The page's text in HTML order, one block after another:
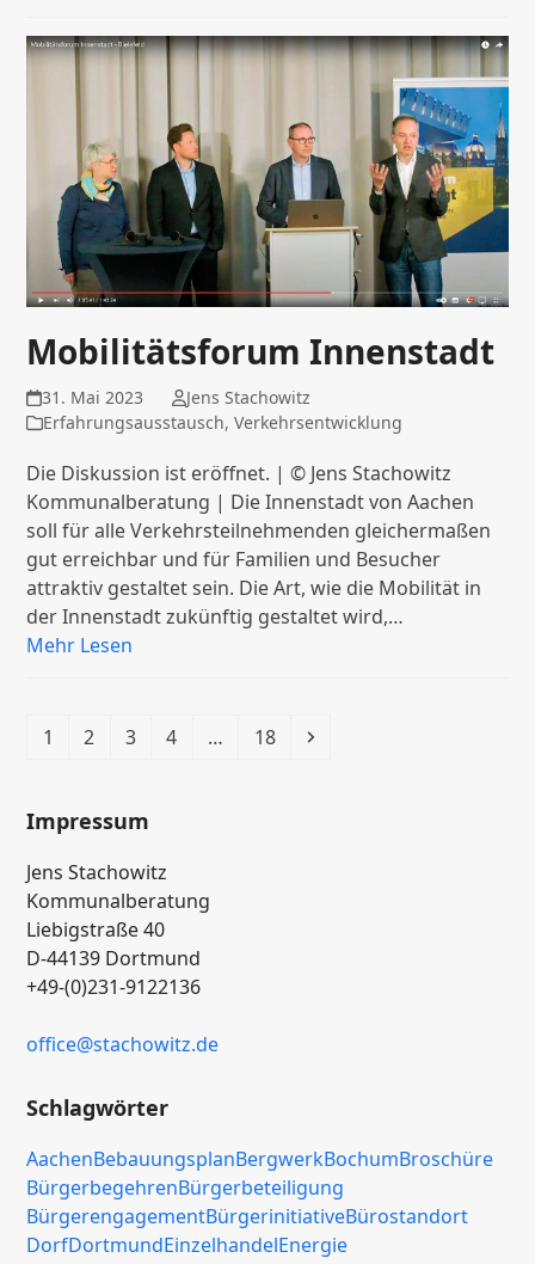
Mobilitätsforum Innenstadt
31. Mai 2023
Jens Stachowitz
Erfahrungsausstausch,Verkehrsentwicklung
Die Diskussion ist eröffnet. | © Jens Stachowitz
Kommunalberatung | Die Innenstadt von Aachen
soll für alle Verkehrsteilnehmenden gleichermaßen
gut erreichbar und für Familien und Besucher
attraktiv gestaltet sein. Die Art, wie die Mobilität in
der Innenstadt zukünftig gestaltet wird,…
Mehr Lesen
Seite
1 Seite
2 Seite
3 Seite
4 … Seite
18 Vorwärts
Impressum
Jens Stachowitz
Kommunalberatung
Liebigstraße 40
D-44139 Dortmund
+49-(0)231-9122136
office@stachowitz.de
Schlagwörter
AachenBebauungsplanBergwerkBochumBroschüre
BürgerbegehrenBürgerbeteiligung
BürgerengagementBürgerinitiativeBürostandort
DorfDortmundEinzelhandelEnergie